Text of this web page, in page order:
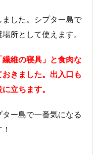
した。シプター島で
所として使えます。
維の寝具」と食肉な
きました。出入口も
立ちます。
ー島で一番気になる